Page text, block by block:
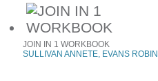
έκπτωση
JOIN IN 1 WORKBOOK
SULLIVAN ANNETE, EVANS ROBIN